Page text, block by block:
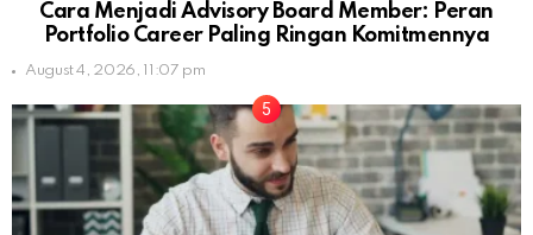
Cara Menjadi Advisory Board Member: Peran
Portfolio Career Paling Ringan Komitmennya
August 4, 2026, 11:07 pm